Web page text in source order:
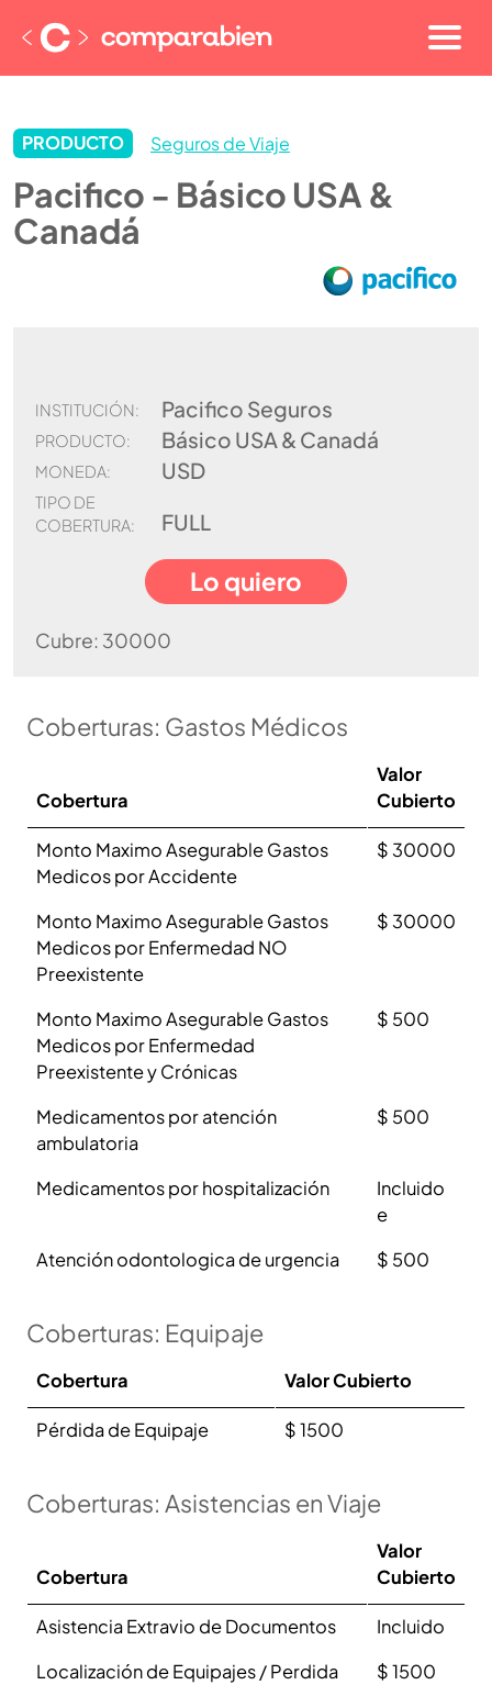
PRODUCTO Seguros de Viaje
Pacifico - Básico USA &
Canadá
INSTITUCIÓN: Pacifico Seguros
PRODUCTO: Básico USA & Canadá
MONEDA: USD
TIPO DE
COBERTURA:
FULL
Lo quiero
Cubre: 30000
Coberturas: Gastos Médicos
Cobertura
Valor
Cubierto
Monto Maximo Asegurable Gastos
Medicos por Accidente
$ 30000
Monto Maximo Asegurable Gastos
Medicos por Enfermedad NO
Preexistente
$ 30000
Monto Maximo Asegurable Gastos
Medicos por Enfermedad
Preexistente y Crónicas
$ 500
Medicamentos por atención
ambulatoria
$ 500
Medicamentos por hospitalización
Incluido
e
Atención odontologica de urgencia
$ 500
Coberturas: Equipaje
Cobertura Valor Cubierto
Pérdida de Equipaje $ 1500
Coberturas: Asistencias en Viaje
Cobertura
Valor
Cubierto
Asistencia Extravio de Documentos
Incluido
Localización de Equipajes / Perdida
$ 1500